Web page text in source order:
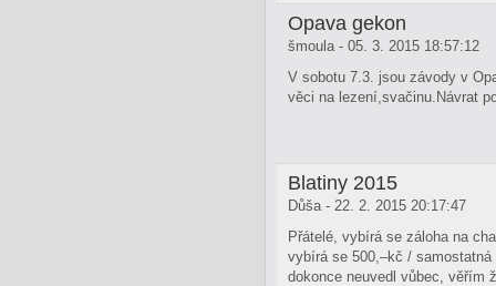
Opava gekon
šmoula - 05. 3. 2015 18:57:12
V sobotu 7.3. jsou závody v
věci na lezení,svačinu­.Návrat
Blatiny 2015
Důša - 22. 2. 2015 20:17:47
Přátelé, vybírá se záloha na
vybírá se 500,–kč / samostatná
dokonce neuvedl vůbec, věřím